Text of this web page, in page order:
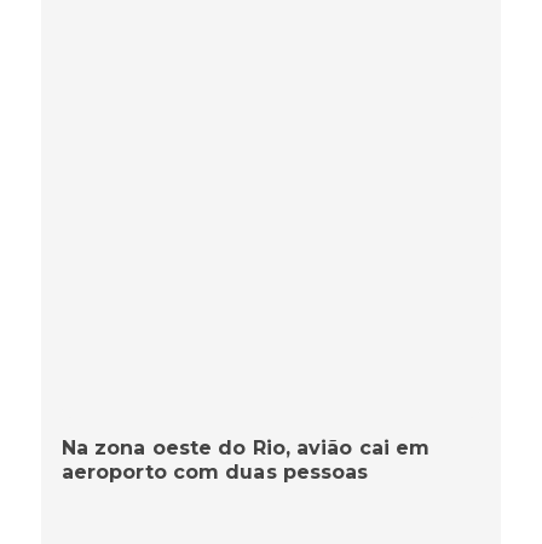
Na zona oeste do Rio, avião cai em
aeroporto com duas pessoas